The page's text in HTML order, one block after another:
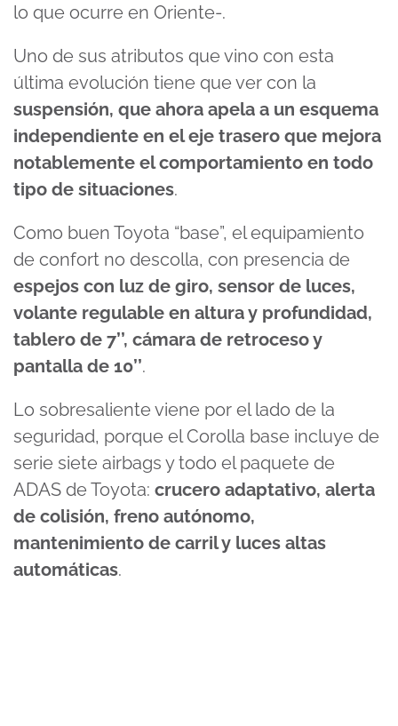
lo que ocurre en Oriente-.
Uno de sus atributos que vino con esta
última evolución tiene que ver con la
suspensión, que ahora apela a un esquema
independiente en el eje trasero que mejora
notablemente el comportamiento en todo
tipo de situaciones.
Como buen Toyota “base”, el equipamiento
de confort no descolla, con presencia de
espejos con luz de giro, sensor de luces,
volante regulable en altura y profundidad,
tablero de 7’’, cámara de retroceso y
pantalla de 10’’.
Lo sobresaliente viene por el lado de la
seguridad, porque el Corolla base incluye de
serie siete airbags y todo el paquete de
ADAS de Toyota: crucero adaptativo, alerta
de colisión, freno autónomo,
mantenimiento de carril y luces altas
automáticas.